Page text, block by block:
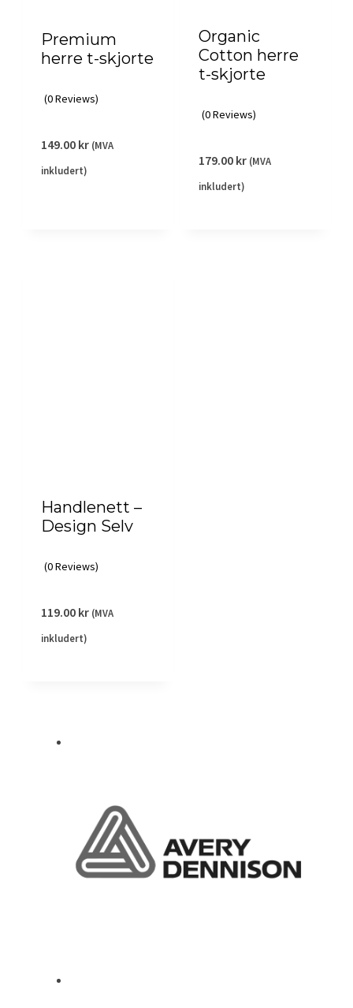
Premium
herre t-skjorte
(0 Reviews)
149.00 kr (MVA
inkludert)
Organic
Cotton herre
t-skjorte
(0 Reviews)
179.00 kr (MVA
inkludert)
Handlenett –
Design Selv
(0 Reviews)
119.00 kr (MVA
inkludert)